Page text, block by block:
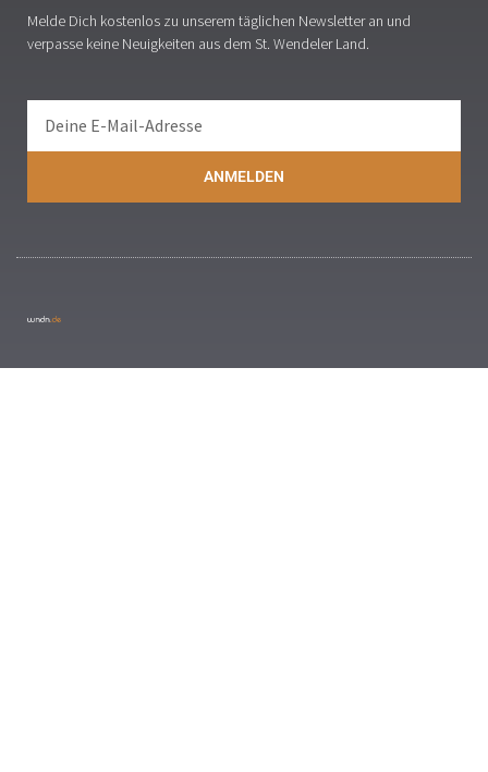
Melde Dich kostenlos zu unserem täglichen Newsletter an und
verpasse keine Neuigkeiten aus dem St. Wendeler Land.
ANMELDEN